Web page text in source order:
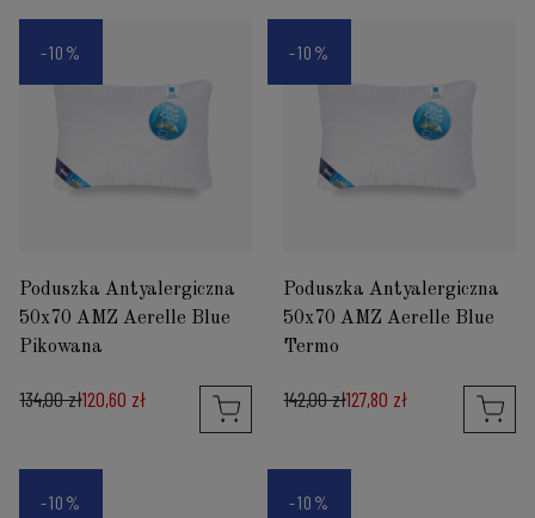
Poduszka Antyalergiczna
50x70 AMZ Aerelle Blue
Pikowana
134,00 zł120,60 zł
-10%
Poduszka Antyalergiczna
50x70 AMZ Aerelle Blue
Termo
142,00 zł127,80 zł
-10%
-10% -10%